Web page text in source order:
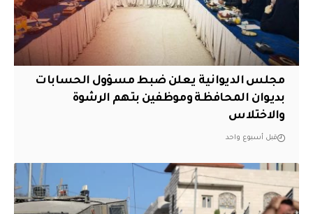
مجلس الديوانية يعلن ضبط مسؤول الحسابات
بديوان المحافظة وموظفين بتهم الرشوة
والاختلاس
قبل أسبوع واحد